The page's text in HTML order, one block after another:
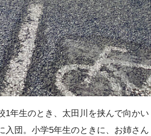
1年生のとき、太田川を挟んで向かい
入団。小学5年生のときに、お姉さん